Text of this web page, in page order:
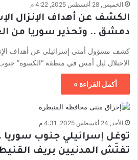
الخميس, 28 أغسطس 2025, 4:22 م
الكشف عن أهداف الإنزال
دمشق .. وتحذير سوريا من
كشف مسؤول أمني إسرائيلي عن أهداف
الاحتلال ليل أمس في منطقة “الكسوة”
أكمل القراءة »
الأحد, 24 أغسطس 2025, 4:31 م
توغل إسرائيلي جنوب سوريا ..
تفتّش المدنيين بريف